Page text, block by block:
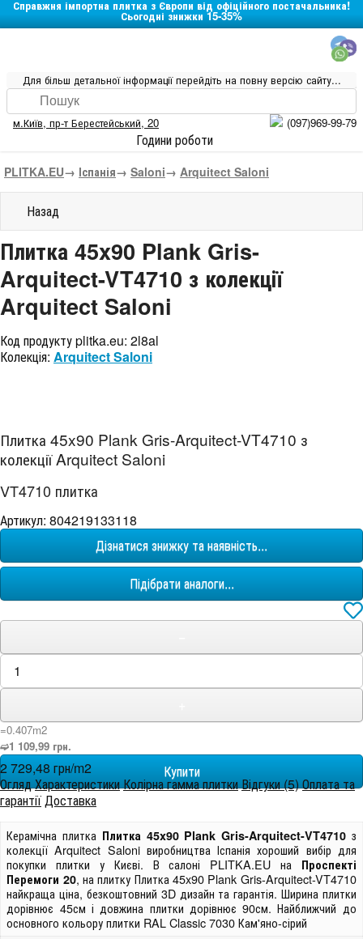
Справжня імпортна плитка з Європи від офіційного постачальника!
Сьогодні знижки 15-35%
Для більш детальної інформації перейдіть на повну версію сайту...
м.Київ, пр-т Берестейський, 20 (097)969-99-79
Години роботи
PLITKA.EU→ Іспанія→ Saloni→ Arquitect Saloni
Назад
Плитка 45x90 Plank Gris-
Arquitect-VT4710 з колекції
Arquitect Saloni
Код продукту plitka.eu: 2l8al
Колекція: Arquitect Saloni
Плитка 45x90 Plank Gris-Arquitect-VT4710 з
колекції Arquitect Saloni
VT4710 плитка
Артикул: 804219133118
Дізнатися знижку та наявність...
Підібрати аналоги...
=0.407m2
➫1 109,99 грн.
2 729,48 грн/m2
ОглядХарактеристикиКолірна гамма плиткиВідгуки (5)Оплата та
гарантії Доставка
Керамічна плитка Плитка 45x90 Plank Gris-Arquitect-VT4710 з
колекції Arquitect Saloni виробництва Іспанія хороший вибір для
покупки плитки у Києві. В салоні PLITKA.EU на Проспекті
Перемоги 20, на плитку Плитка 45x90 Plank Gris-Arquitect-VT4710
найкраща ціна, безкоштовний 3D дизайн та гарантія. Ширина плитки
дорівнює 45см і довжина плитки дорівнює 90см. Найближчий до
основного кольору плитки RAL Classic 7030 Кам'яно-сірий